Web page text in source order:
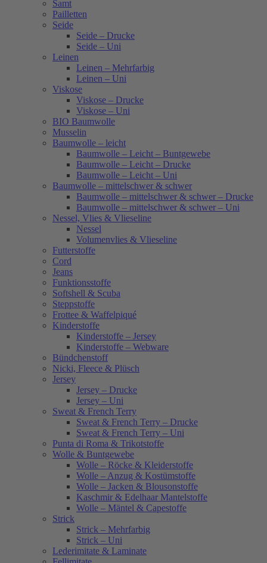
Samt
Pailletten
Seide
Seide – Drucke
Seide – Uni
Leinen
Leinen – Mehrfarbig
Leinen – Uni
Viskose
Viskose – Drucke
Viskose – Uni
BIO Baumwolle
Musselin
Baumwolle – leicht
Baumwolle – Leicht – Buntgewebe
Baumwolle – Leicht – Drucke
Baumwolle – Leicht – Uni
Baumwolle – mittelschwer & schwer
Baumwolle – mittelschwer & schwer – Drucke
Baumwolle – mittelschwer & schwer – Uni
Nessel, Vlies & Vlieseline
Nessel
Volumenvlies & Vlieseline
Futterstoffe
Cord
Jeans
Funktionsstoffe
Softshell & Scuba
Steppstoffe
Frottee & Waffelpiqué
Kinderstoffe
Kinderstoffe – Jersey
Kinderstoffe – Webware
Bündchenstoff
Nicki, Fleece & Plüsch
Jersey
Jersey – Drucke
Jersey – Uni
Sweat & French Terry
Sweat & French Terry – Drucke
Sweat & French Terry – Uni
Punta di Roma & Trikotstoffe
Wolle & Buntgewebe
Wolle – Röcke & Kleiderstoffe
Wolle – Anzug & Kostümstoffe
Wolle – Jacken & Blousonstoffe
Kaschmir & Edelhaar Mantelstoffe
Wolle – Mäntel & Capestoffe
Strick
Strick – Mehrfarbig
Strick – Uni
Lederimitate & Laminate